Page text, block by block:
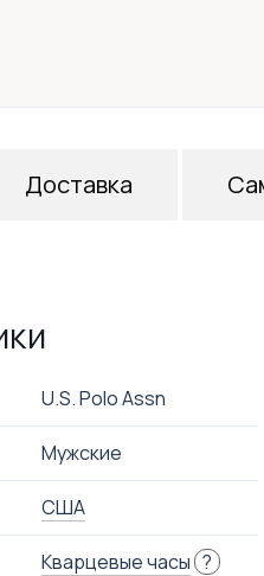
U.S. Polo Assn
Мужские
США
Кварцевые часы ?
Доставка